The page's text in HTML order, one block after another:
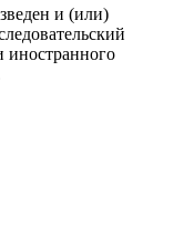
и (или)
иностранного